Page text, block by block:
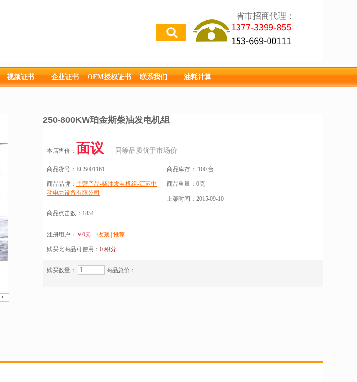
省市招商代理：
视频证书 企业证书 OEM授权证书 联系我们 油耗计算
250-800KW珀金斯柴油发电机组
本店售价： 面议 同等品质优于市场价
商品货号： ECS001161 商品库存： 100 台
商品品牌： 主营产品-柴油发电机组-江苏中
动电力设备有限公司
商品重量： 0克
上架时间： 2015-09-10
商品点击数： 1834
注册用户： ￥0元 收藏 推荐
购买此商品可使用： 0 积分
购买数量： 商品总价：